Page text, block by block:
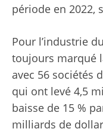
période en 2022,
Pour l’industrie
toujours marqué
avec 56 sociétés
qui ont levé 4,5
baisse de 15 %
milliards de